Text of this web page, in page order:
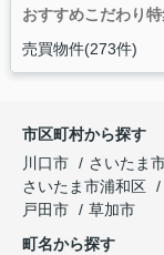
おすすめこだわり
売買物件(273件)
市区町村から探す
川口市
さいたま
さいたま市浦和区
戸田市
草加市
町名から探す